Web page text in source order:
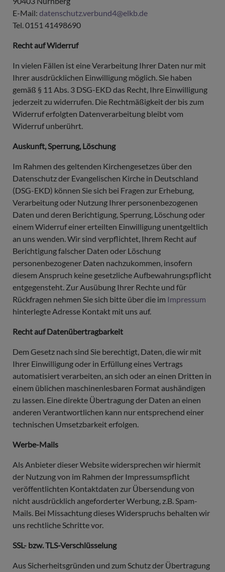
E-Mail: datenschutz.verbund4@elkb.de
Tel. 0151 41498690
Recht auf Widerruf
In vielen Fällen ist eine Verarbeitung Ihrer Daten nur mit
Ihrer ausdrücklichen Einwilligung möglich. Sie haben
gemäß § 11 Abs. 3 DSG-EKD das Recht, Ihre Einwilligung
jederzeit zu widerrufen. Die Rechtmäßigkeit der bis zum
Widerruf erfolgten Datenverarbeitung bleibt vom
Widerruf unberührt.
Auskunft, Sperrung, Löschung
Im Rahmen des geltenden Kirchengesetzes über den
Datenschutz der Evangelischen Kirche in Deutschland
(DSG-EKD) können Sie sich bei Fragen zur Erhebung,
Verarbeitung oder Nutzung Ihrer personenbezogenen
Daten und deren Berichtigung, Sperrung, Löschung oder
einem Widerruf einer erteilten Einwilligung unentgeltlich
an uns wenden. Wir sind verpflichtet, Ihrem Recht auf
Berichtigung falscher Daten oder Löschung
personenbezogener Daten nachzukommen, insofern
diesem Anspruch keine gesetzliche Aufbewahrungspflicht
entgegensteht. Zur Ausübung Ihrer Rechte und für
Rückfragen nehmen Sie sich bitte über die im Impressum
hinterlegte Adresse Kontakt mit uns auf.
Recht auf Datenübertragbarkeit
Dem Gesetz nach sind Sie berechtigt, Daten, die wir mit
Ihrer Einwilligung oder in Erfüllung eines Vertrags
automatisiert verarbeiten, an sich oder an einen Dritten in
einem üblichen maschinenlesbaren Format aushändigen
zu lassen. Eine direkte Übertragung der Daten an einen
anderen Verantwortlichen kann nur entsprechend einer
technischen Umsetzbarkeit erfolgen.
Werbe-Mails
Als Anbieter dieser Website widersprechen wir hiermit
der Nutzung von im Rahmen der Impressumspflicht
veröffentlichten Kontaktdaten zur Übersendung von
nicht ausdrücklich angeforderter Werbung, z.B. Spam-
Mails. Bei Missachtung dieses Widerspruchs behalten wir
uns rechtliche Schritte vor.
SSL- bzw. TLS-Verschlüsselung
Aus Sicherheitsgründen und zum Schutz der Übertragung